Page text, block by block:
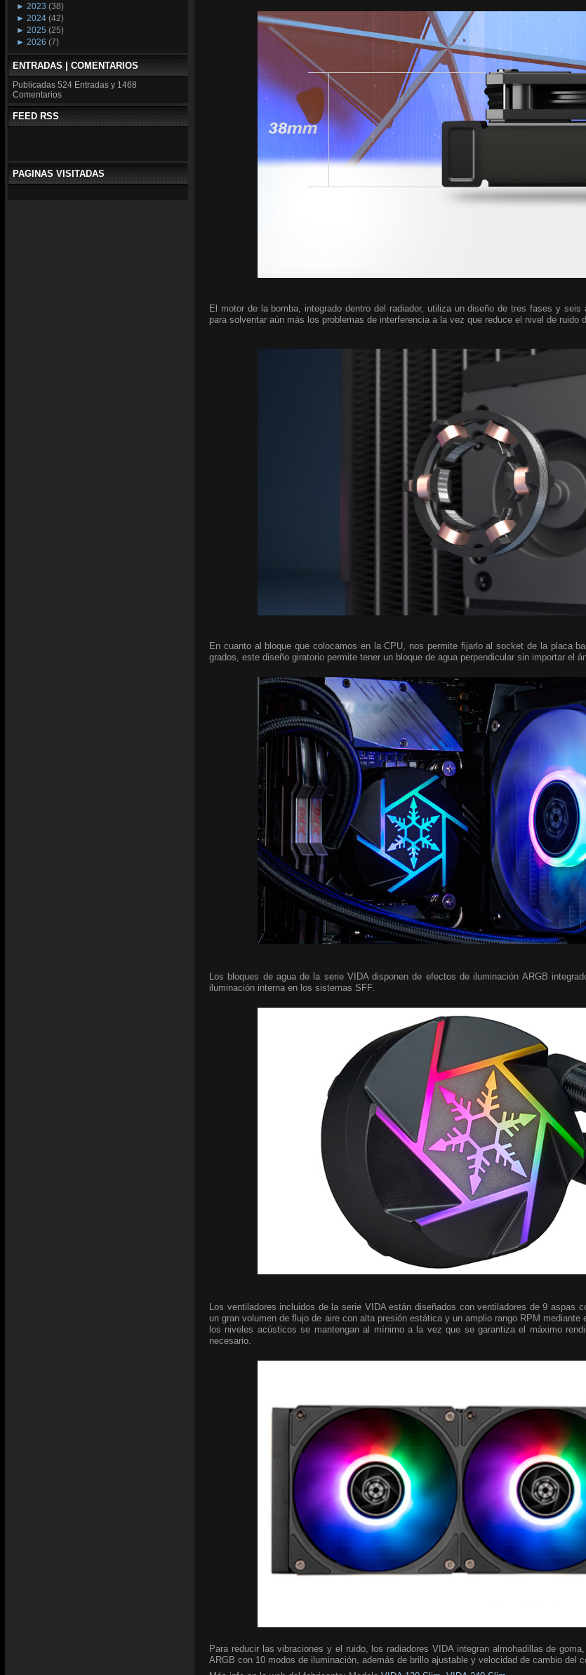
► 2023 (38)
► 2024 (42)
► 2025 (25)
► 2026 (7)
ENTRADAS | COMENTARIOS
Publicadas 524 Entradas y 1468
Comentarios
FEED RSS
PAGINAS VISITADAS
El motor de la bomba, integrado dentro del radiador, utiliza un diseño de tres fases y seis
para solventar aún más los problemas de interferencia a la vez que reduce el nivel de ruido
En cuanto al bloque que colocamos en la CPU, nos permite fijarlo al socket de la placa
grados, este diseño giratorio permite tener un bloque de agua perpendicular sin importar el
Los bloques de agua de la serie VIDA disponen de efectos de iluminación ARGB
iluminación interna en los sistemas SFF.
Los ventiladores incluidos de la serie VIDA están diseñados con ventiladores de 9 aspas
un gran volumen de flujo de aire con alta presión estática y un amplio rango RPM
los niveles acústicos se mantengan al mínimo a la vez que se garantiza el máximo
necesario.
Para reducir las vibraciones y el ruido, los radiadores VIDA integran almohadillas de
ARGB con 10 modos de iluminación, además de brillo ajustable y velocidad de cambio del